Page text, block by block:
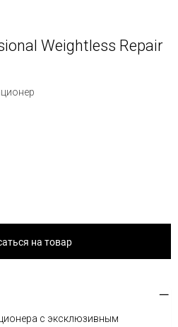
Weightless Repair
на товар
с эксклюзивным